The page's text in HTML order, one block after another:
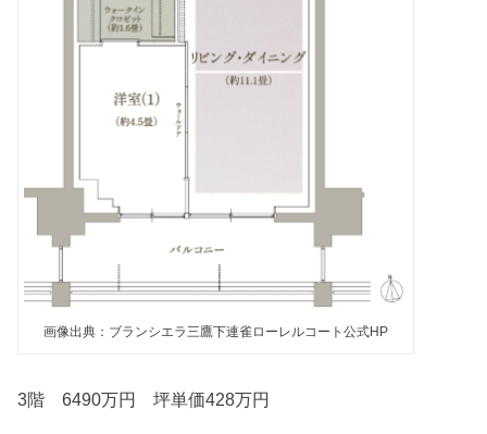
画像出典：ブランシエラ三鷹下連雀ローレルコート公式HP
3階 6490万円 坪単価428万円